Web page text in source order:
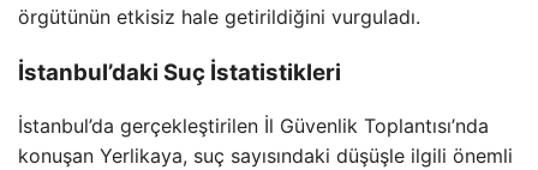
örgütünün etkisiz hale getirildiğini vurguladı.
İstanbul’daki Suç İstatistikleri
İstanbul’da gerçekleştirilen İl Güvenlik Toplantısı’nda
konuşan Yerlikaya, suç sayısındaki düşüşle ilgili önemli